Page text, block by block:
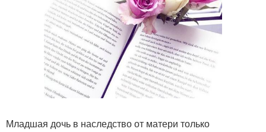
Младшая дочь в наследство от матери только